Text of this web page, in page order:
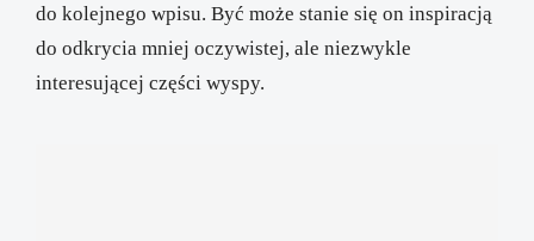
do kolejnego wpisu. Być może stanie się on inspiracją
do odkrycia mniej oczywistej, ale niezwykle
interesującej części wyspy.